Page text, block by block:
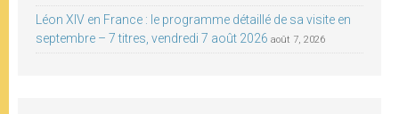
Léon XIV en France : le programme détaillé de sa visite en
septembre – 7 titres, vendredi 7 août 2026 août 7, 2026